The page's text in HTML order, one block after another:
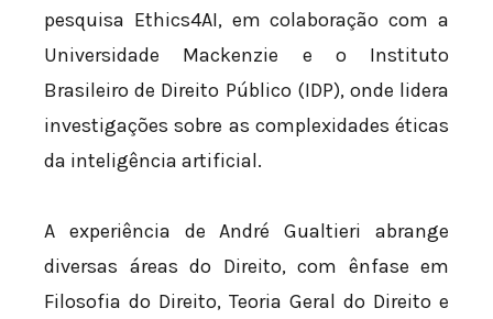
pesquisa Ethics4AI, em colaboração com a
Universidade Mackenzie e o Instituto
Brasileiro de Direito Público (IDP), onde lidera
investigações sobre as complexidades éticas
da inteligência artificial.
A experiência de André Gualtieri abrange
diversas áreas do Direito, com ênfase em
Filosofia do Direito, Teoria Geral do Direito e